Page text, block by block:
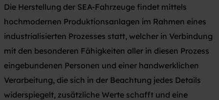
Die Herstellung der SEA-Fahrzeuge findet mittels
hochmodernen Produktionsanlagen im Rahmen eines
industrialisierten Prozesses statt, welcher in Verbindung
mit den besonderen Fähigkeiten aller in diesen Prozess
eingebundenen Personen und einer handwerklichen
Verarbeitung, die sich in der Beachtung jedes Details
widerspiegelt, zusätzliche Werte schafft und eine